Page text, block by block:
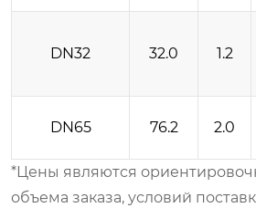
DN32 32.0 1.2
DN65 76.2 2.0
*Цены являются
объема заказа, условий